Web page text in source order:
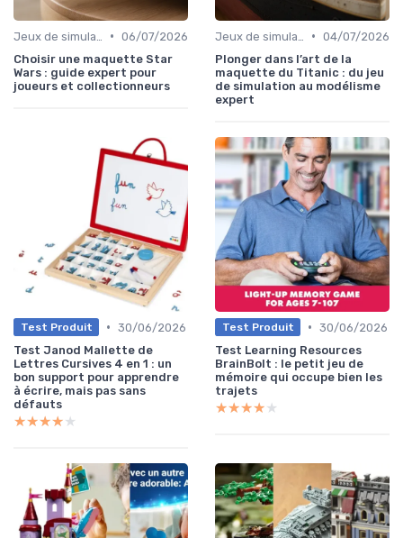
• 06/07/2026
Choisir une maquette Star
Wars : guide expert pour
joueurs et collectionneurs
• 04/07/2026
Plonger dans l’art de la
maquette du Titanic : du jeu
de simulation au modélisme
expert
Test Produit • 30/06/2026
Test Janod Mallette de
Lettres Cursives 4 en 1 : un
bon support pour apprendre
à écrire, mais pas sans
défauts
★★★★★
★★★★★
Test Produit • 30/06/2026
Test Learning Resources
BrainBolt : le petit jeu de
mémoire qui occupe bien les
trajets
★★★★★
★★★★★